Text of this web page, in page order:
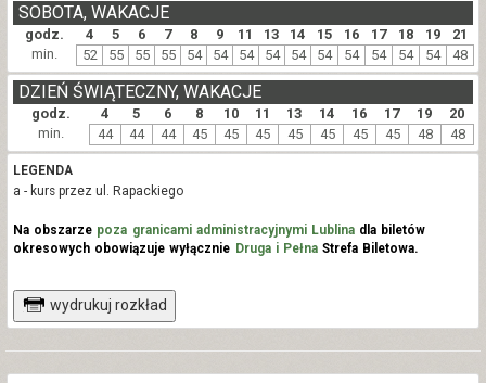
godz. 4 5 6 7 8 9 11 13 14 15 16 17 18 19 21
SOBOTA, WAKACJE
min. 52 55 55 55 54 54 54 54 54 54 54 54 54 54 48
godz. 4 5 6 8 10 11 13 14 16 17 19 20
DZIEŃ ŚWIĄTECZNY, WAKACJE
min. 44 44 44 45 45 45 45 45 45 45 48 48
LEGENDA
a - kurs przez ul. Rapackiego
Na obszarze poza granicami administracyjnymi Lublinadla biletów
okresowych obowiązuje wyłącznie Druga i PełnaStrefa Biletowa.
wydrukuj rozkład